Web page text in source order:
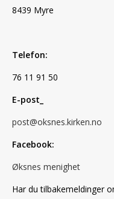
8439 Myre
Telefon:
76 11 91 50
E-post_
post@oksnes.kirken.no
Facebook:
Øksnes menighet
Har du tilbakemeldinger